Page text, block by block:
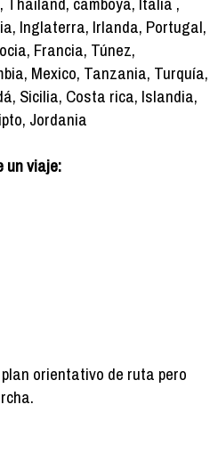
Inglaterra, Irlanda, Portugal,
Francia, Túnez,
Mexico, Tanzania, Turquía,
Sicilia, Costa rica, Islandia,
Jordania
un viaje:
orientativo de ruta pero